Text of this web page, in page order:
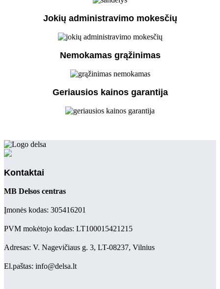
Jokių administravimo mokesčių
Nemokamas grąžinimas
Geriausios kainos garantija
Kontaktai
MB Delsos centras
Įmonės kodas: 305416201
PVM mokėtojo kodas: LT100015421215
Adresas: V. Nagevičiaus g. 3, LT-08237, Vilnius
El.paštas: info@delsa.lt